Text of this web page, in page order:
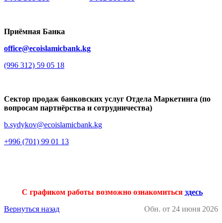
Приёмная Банка
office@ecoislamicbank.kg
(996 312) 59 05 18
Сектор продаж банковских услуг Отдела Маркетинга (по
вопросам партнёрства и сотрудничества)
b.sydykov@ecoislamicbank.kg
+996 (701) 99 01 13
С графиком работы возможно ознакомиться здесь
Вернуться назад
Обн. от 24 июня 2026